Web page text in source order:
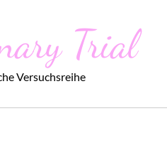
Trial
Versuchsreihe